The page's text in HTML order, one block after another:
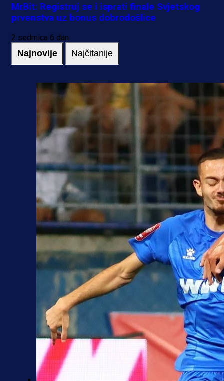
MrBit: Registruj se i isprati finale Svjetskog
prvenstva uz bonus dobrodošlice
2 sedmica 6 dan
Najnovije Najčitanije